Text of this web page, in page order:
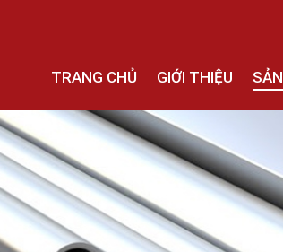
TRANG CHỦ GIỚI THIỆU